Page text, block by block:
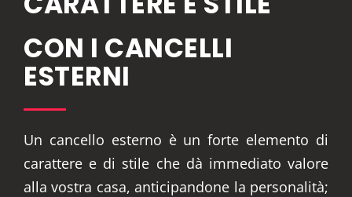
CON I CANCELLI
ESTERNI
Un cancello esterno è un forte elemento di
carattere e di stile che dà immediato valore
alla vostra casa, anticipandone la personalità;